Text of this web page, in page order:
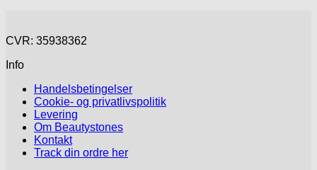
CVR: 35938362
Info
Handelsbetingelser
Cookie- og privatlivspolitik
Levering
Om Beautystones
Kontakt
Track din ordre her